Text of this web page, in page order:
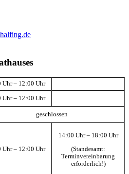
Uhr – 12:00 Uhr
Uhr – 12:00 Uhr
geschlossen
Uhr – 12:00 Uhr
14:00 Uhr – 18:00 Uhr
(Standesamt:
Terminvereinbarung
erforderlich!)